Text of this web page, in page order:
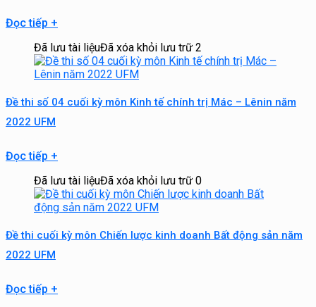
Đọc tiếp +
Đã lưu tài liệuĐã xóa khỏi lưu trữ 2
Đề thi số 04 cuối kỳ môn Kinh tế chính trị Mác – Lênin năm
2022 UFM
Đọc tiếp +
Đã lưu tài liệuĐã xóa khỏi lưu trữ 0
Đề thi cuối kỳ môn Chiến lược kinh doanh Bất động sản năm
2022 UFM
Đọc tiếp +